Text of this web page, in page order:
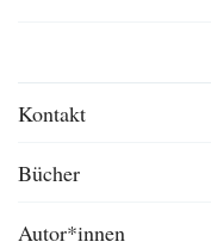
Kontakt
Bücher
Autor*innen